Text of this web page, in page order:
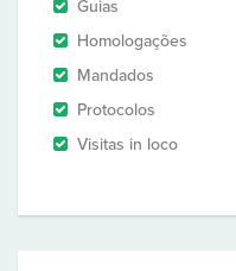
Guias
Homologações
Mandados
Protocolos
Visitas in loco